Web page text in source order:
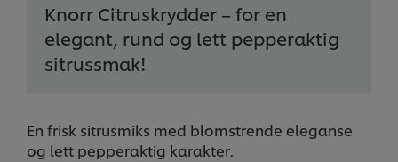
Knorr Citruskrydder – for en
elegant, rund og lett pepperaktig
sitrussmak!
En frisk sitrusmiks med blomstrende eleganse
og lett pepperaktig karakter.